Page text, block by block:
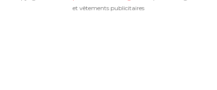
et vêtements publicitaires